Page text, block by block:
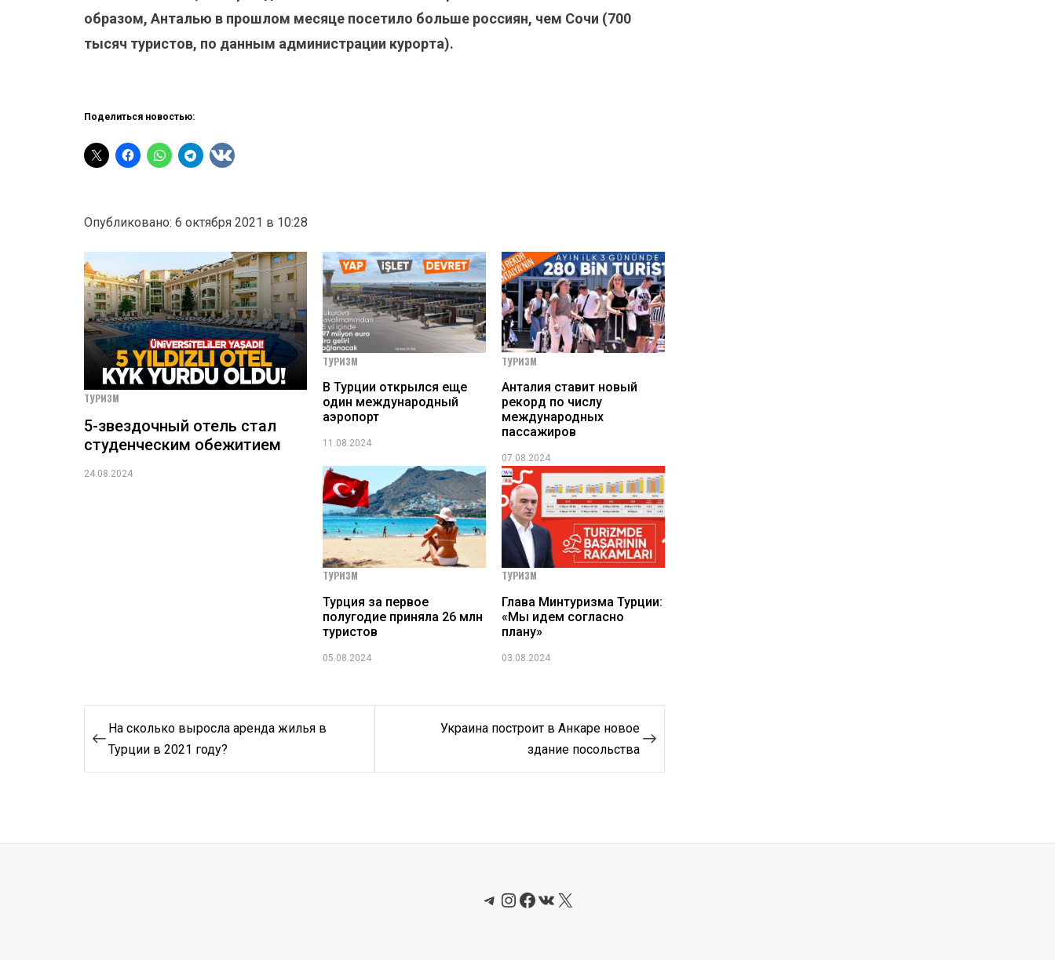
образом, Анталью в прошлом месяце посетило больше россиян, чем Сочи (700
тысяч туристов, по данным администрации курорта).
Поделиться новостью:
Опубликовано: 6 октября 2021 в 10:28
ТУРИЗМ
5-звездочный отель стал
студенческим обежитием
24.08.2024
ТУРИЗМ
В Турции открылся еще
один международный
аэропорт
11.08.2024
ТУРИЗМ
Анталия ставит новый
рекорд по числу
международных
пассажиров
07.08.2024
ТУРИЗМ
Турция за первое
полугодие приняла 26 млн
туристов
05.08.2024
ТУРИЗМ
Глава Минтуризма Турции:
«Мы идем согласно
плану»
03.08.2024
Навигация
На сколько выросла аренда жилья в
Турции в 2021 году?
Украина построит в Анкаре новое
здание посольства
Telegram
Instagram
Facebook
ВКонтакте
X